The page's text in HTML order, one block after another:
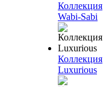
Коллекция
Wabi-Sabi
Коллекция
Luxurious